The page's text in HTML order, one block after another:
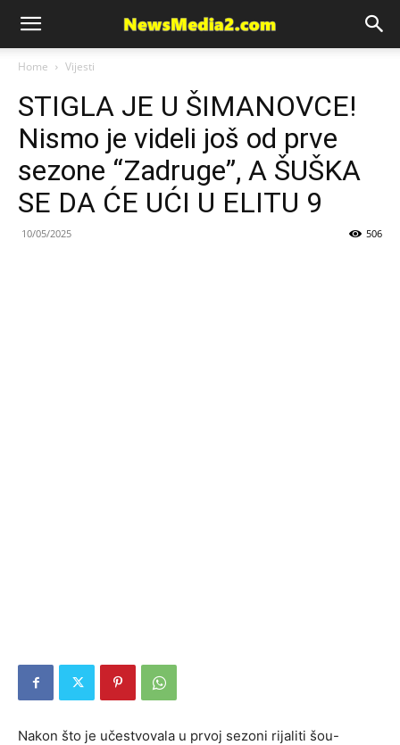
News
Media
Home Vijesti
STIGLA JE U ŠIMANOVCE!
Nismo je videli još od prve
sezone “Zadruge”, A ŠUŠKA
SE DA ĆE UĆI U ELITU 9
10/05/2025 506
Nakon što je učestvovala u prvoj sezoni rijaliti šou-